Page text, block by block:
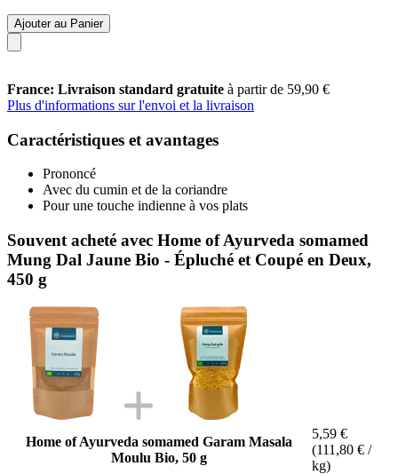
Ajouter au Panier
France: Livraison standard gratuite à partir de 59,90 €
Plus d'informations sur l'envoi et la livraison
Caractéristiques et avantages
Prononcé
Avec du cumin et de la coriandre
Pour une touche indienne à vos plats
Souvent acheté avec Home of Ayurveda somamed
Mung Dal Jaune Bio - Épluché et Coupé en Deux,
450 g
Home of Ayurveda somamed Garam Masala
Moulu Bio, 50 g
5,59 €
(111,80 € /
kg)